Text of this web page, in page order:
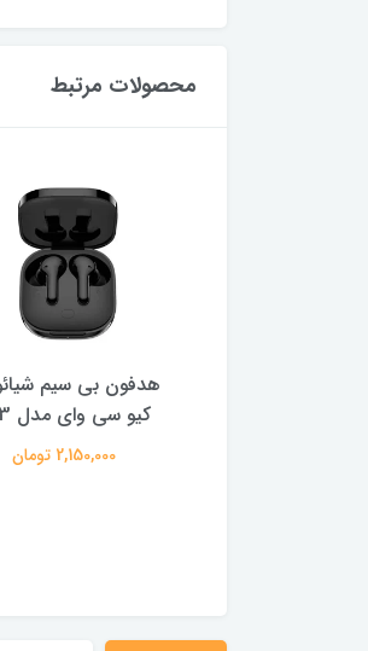
محصولات مرتبط
هدفون بی سیم
کیو سی وای مدل T13
2,150,000 تومان